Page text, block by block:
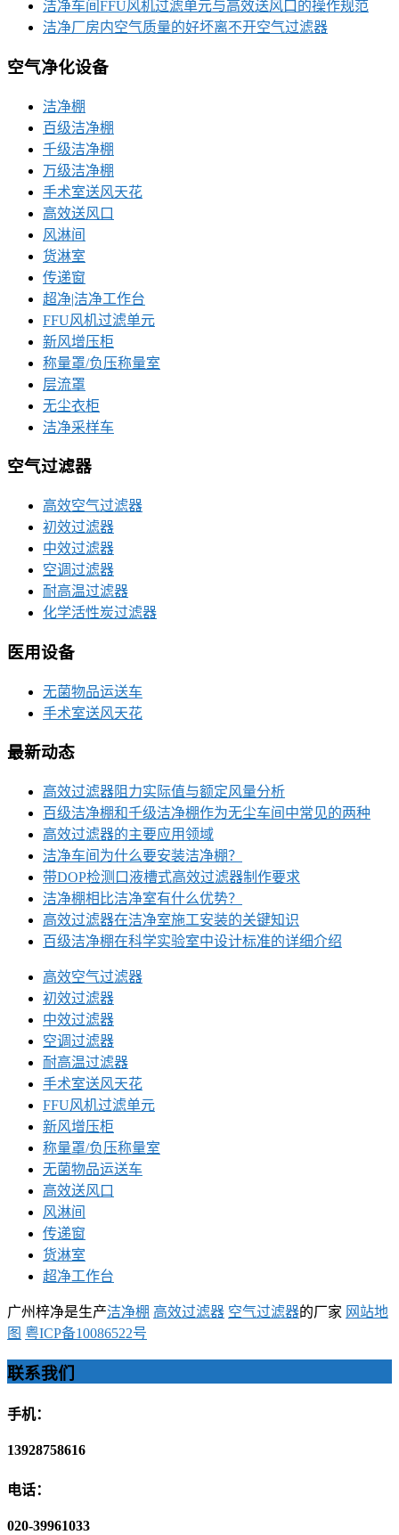
洁净车间FFU风机过滤单元与高效送风口的操作规范
洁净厂房内空气质量的好坏离不开空气过滤器
空气净化设备
洁净棚
百级洁净棚
千级洁净棚
万级洁净棚
手术室送风天花
高效送风口
风淋间
货淋室
传递窗
超净|洁净工作台
FFU风机过滤单元
新风增压柜
称量罩/负压称量室
层流罩
无尘衣柜
洁净采样车
空气过滤器
高效空气过滤器
初效过滤器
中效过滤器
空调过滤器
耐高温过滤器
化学活性炭过滤器
医用设备
无菌物品运送车
手术室送风天花
最新动态
高效过滤器阻力实际值与额定风量分析
百级洁净棚和千级洁净棚作为无尘车间中常见的两种
高效过滤器的主要应用领域
洁净车间为什么要安装洁净棚？
带DOP检测口液槽式高效过滤器制作要求
洁净棚相比洁净室有什么优势？
高效过滤器在洁净室施工安装的关键知识
百级洁净棚在科学实验室中设计标准的详细介绍
高效空气过滤器
初效过滤器
中效过滤器
空调过滤器
耐高温过滤器
手术室送风天花
FFU风机过滤单元
新风增压柜
称量罩/负压称量室
无菌物品运送车
高效送风口
风淋间
传递窗
货淋室
超净工作台
广州梓净是生产洁净棚 高效过滤器 空气过滤器的厂家 网站地
图 粤ICP备10086522号
联系我们
手机：
13928758616
电话：
020-39961033